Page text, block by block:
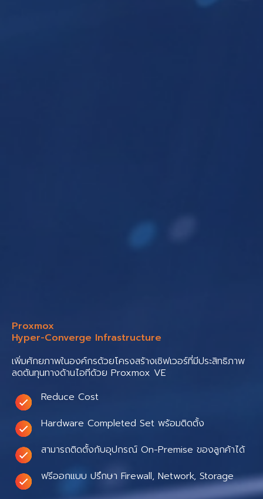
Proxmox
Hyper-Converge Infrastructure
เพิ่มศักยภาพในองค์กรด้วยโครงสร้างเซิฟเวอร์ที่มีประสิทธิภาพ
ลดต้นทุนทางด้านไอทีด้วย Proxmox VE
Reduce Cost
Hardware Completed Set พร้อมติดตั้ง
สามารถติดตั้งกับอุปกรณ์ On-Premise ของลูกค้าได้
ฟรีออกแบบ ปรึกษา Firewall, Network, Storage